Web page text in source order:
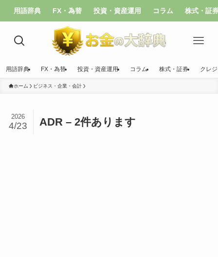
用語辞典 FX・為替 投資・資産運用 コラム 株式・証
用語辞典 FX・為替 投資・資産運用 コラム 株式・証券 クレ
ホーム ビジネス・企業・会計
ADR – 2件あります
2026
4/23